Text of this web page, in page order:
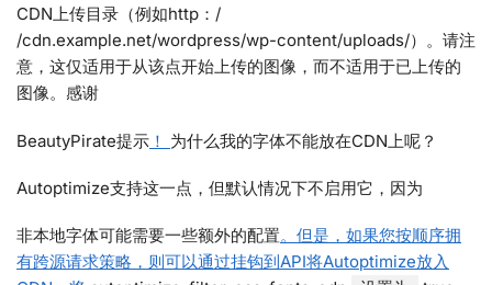
CDN上传目录（例如http：/
/cdn.example.net/wordpress/wp-content/uploads/）。请注
意，这仅适用于从该点开始上传的图像，而不适用于已上传的
图像。感谢
BeautyPirate提示 ！ 为什么我的字体不能放在CDN上呢？
Autoptimize支持这一点，但默认情况下不启用它，因为
非本地字体可能需要一些额外的配置。但是，如果您按顺序拥
有跨源请求策略，则可以通过挂钩到API将Autoptimize放入